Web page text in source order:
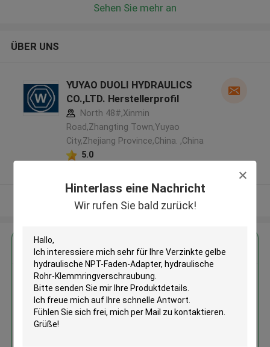
Hinterlass eine Nachricht
Wir rufen Sie bald zurück!
Sehen Sie mehr an
ÜBER UNS
YUYAO DUOLI HYDRAULICS
CO.,LTD. Herstellerprofil
North 48#,Xinmin
Road,Zhangting Town,Yuyao
City,Zhejiang Province,China. ,China
5.0
Sehen Sie mehr an
Erhalten Sie den besten Preis für
Verzinkte gelbe hydraulische
NPT-Faden-Adapter,
hydraulische Rohr-